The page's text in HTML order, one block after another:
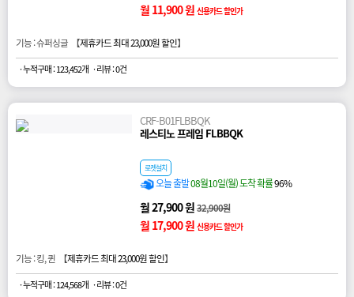
월 11,900 원 신용카드 할인가
기능 : 슈퍼싱글 【제휴카드 최대 23,000원 할인】
· 누적구매 : 123,452개 · 리뷰 : 0건
CRF-B01FLBBQK
레스티노 프레임 FLBBQK
로켓설치
오늘 출발08월10일(월) 도착 확률96%
월 27,900 원32,900원
월 17,900 원 신용카드 할인가
기능 : 킹, 퀸 【제휴카드 최대 23,000원 할인】
· 누적구매 : 124,568개 · 리뷰 : 0건